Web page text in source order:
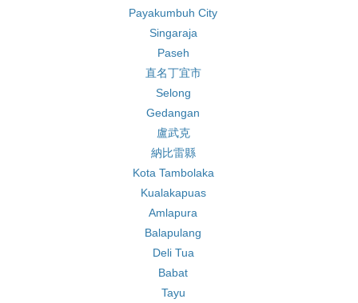
Payakumbuh City
Singaraja
Paseh
直名丁宜市
Selong
Gedangan
盧武克
納比雷縣
Kota Tambolaka
Kualakapuas
Amlapura
Balapulang
Deli Tua
Babat
Tayu